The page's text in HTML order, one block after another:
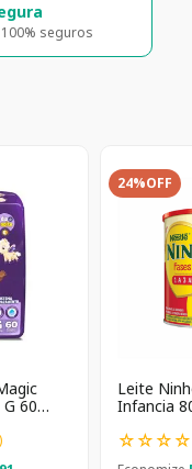
seguros
60
)
24%OFF
Leite
Infancia
☆☆☆☆